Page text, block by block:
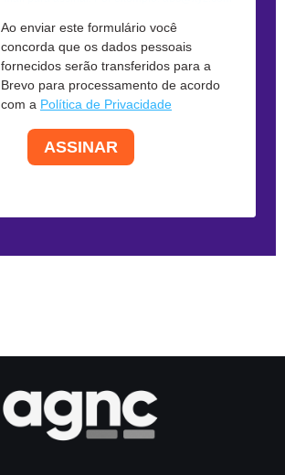
Ao enviar este formulário você
concorda que os dados pessoais
fornecidos serão transferidos para a
Brevo para processamento de acordo
com a Política de Privacidade
ASSINAR